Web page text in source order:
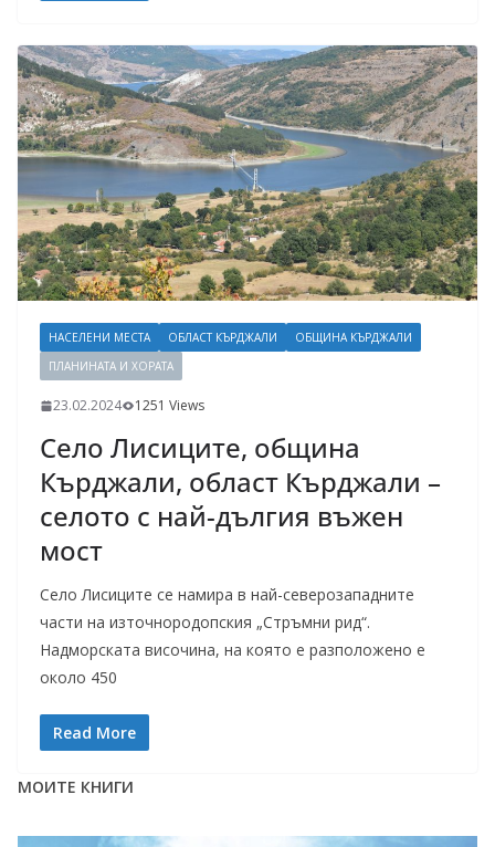
НАСЕЛЕНИ МЕСТА ОБЛАСТ КЪРДЖАЛИ
ОБЩИНА КЪРДЖАЛИ
ПЛАНИНАТА И ХОРАТА
23.02.2024 1251 Views
Село Лисиците, община
Кърджали, област Кърджали –
селото с най-дългия въжен
мост
Село Лисиците се намира в най-северозападните
части на източнородопския „Стръмни рид“.
Надморската височина, на която е разположено е
около 450
Read More
МОИТЕ КНИГИ